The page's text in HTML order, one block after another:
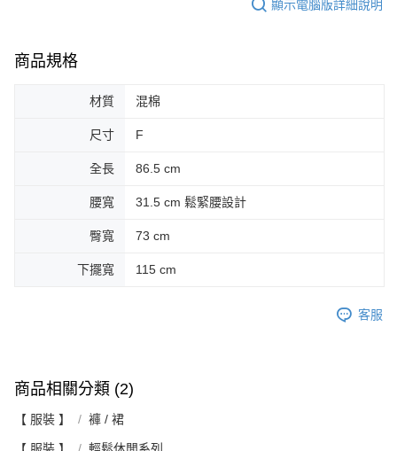
顯示電腦版詳細說明
商品規格
材質 混棉
尺寸 F
全長 86.5 cm
腰寬 31.5 cm 鬆緊腰設計
臀寬 73 cm
下擺寬 115 cm
客服
商品相關分類 (2)
【 服裝 】 褲 / 裙